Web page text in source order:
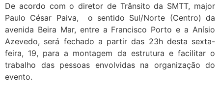
De acordo com o diretor de Trânsito da SMTT, major
Paulo César Paiva, o sentido Sul/Norte (Centro) da
avenida Beira Mar, entre a Francisco Porto e a Anísio
Azevedo, será fechado a partir das 23h desta sexta-
feira, 19, para a montagem da estrutura e facilitar o
trabalho das pessoas envolvidas na organização do
evento.